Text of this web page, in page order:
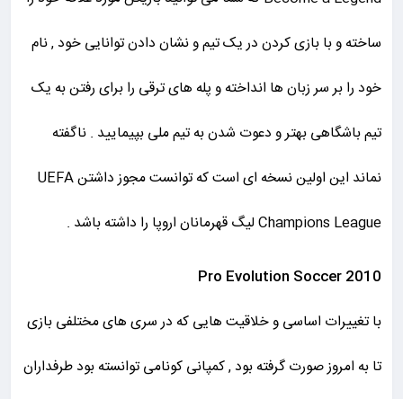
ساخته و با بازی کردن در یک تیم و نشان دادن توانایی خود , نام
خود را بر سر زبان ها انداخته و پله های ترقی را برای رفتن به یک
تیم باشگاهی بهتر و دعوت شدن به تیم ملی بپیمایید . ناگفته
نماند این اولین نسخه ای است که توانست مجوز داشتن UEFA
Champions League لیگ قهرمانان اروپا را داشته باشد .
Pro Evolution Soccer 2010
با تغییرات اساسی و خلاقیت هایی که در سری های مختلفی بازی
تا به امروز صورت گرفته بود , کمپانی کونامی توانسته بود طرفداران